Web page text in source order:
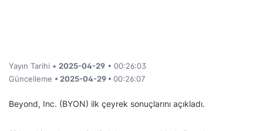
Yayın Tarihi • 2025-04-29 • 00:26:03
Güncelleme • 2025-04-29 • 00:26:07
Beyond, Inc. (BYON) ilk çeyrek sonuçlarını açıkladı.